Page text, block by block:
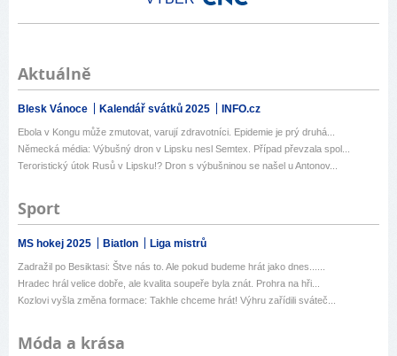
Aktuálně
Blesk Vánoce Kalendář svátků 2025 INFO.cz
Ebola v Kongu může zmutovat, varují zdravotníci. Epidemie je prý druhá...
Německá média: Výbušný dron v Lipsku nesl Semtex. Případ převzala spol...
Teroristický útok Rusů v Lipsku!? Dron s výbušninou se našel u Antonov...
Sport
MS hokej 2025 Biatlon Liga mistrů
Zadražil po Besiktasi: Štve nás to. Ale pokud budeme hrát jako dnes......
Hradec hrál velice dobře, ale kvalita soupeře byla znát. Prohra na hři...
Kozlovi vyšla změna formace: Takhle chceme hrát! Výhru zařídili sváteč...
Móda a krása